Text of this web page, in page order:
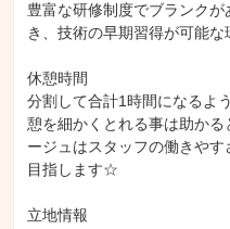
豊富な研修制度でブランク
き、技術の早期習得が可能な
休憩時間
分割して合計1時間になるよ
憩を細かくとれる事は助か
ージュはスタッフの働きや
目指します☆
立地情報